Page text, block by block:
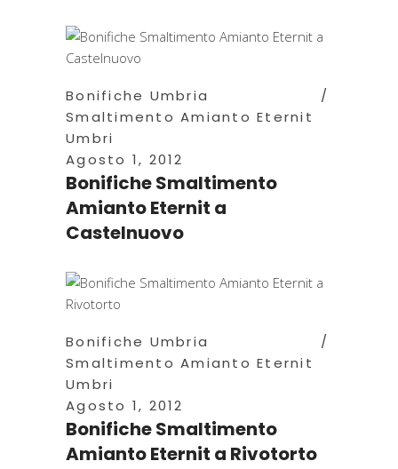
Bonifiche Umbria
Smaltimento Amianto Eternit
Umbri
Agosto 1, 2012
Bonifiche Smaltimento
Amianto Eternit a
Castelnuovo
Bonifiche Umbria
Smaltimento Amianto Eternit
Umbri
Agosto 1, 2012
Bonifiche Smaltimento
Amianto Eternit a Rivotorto